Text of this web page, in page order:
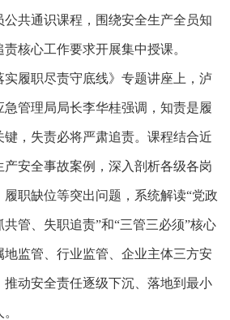
共通识课程，围绕安全生产全员知
核心工作要求开展集中授课。
履职尽责守底线》专题讲座上，泸
管理局局长李华桂强调，知责是履
，失责必将严肃追责。课程结合近
安全事故案例，深入剖析各级各岗
职缺位等突出问题，系统解读“党政
管、失职追责”和“三管三必须”核心
地监管、行业监管、企业主体三方安
动安全责任逐级下沉、落地到最小